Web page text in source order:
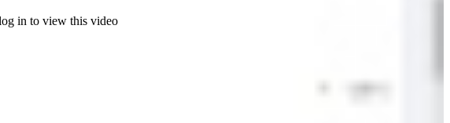
in to view this video